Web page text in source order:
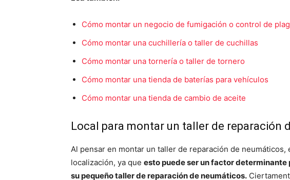
Cómo montar un negocio de fumigación o control de
Cómo montar una cuchillería o taller de cuchillas
Cómo montar una tornería o taller de tornero
Cómo montar una tienda de baterías para vehículos
Cómo montar una tienda de cambio de aceite
Local para montar un taller de reparación
Al pensar en montar un taller de reparación de
localización, ya que esto puede ser un factor determinante
su pequeño taller de reparación de neumáticos.